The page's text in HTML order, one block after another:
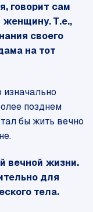
говорит сам
женщину. Т.е.,
своего
на тот
позднем
бы жить вечно
вечной жизни.
для
тела.